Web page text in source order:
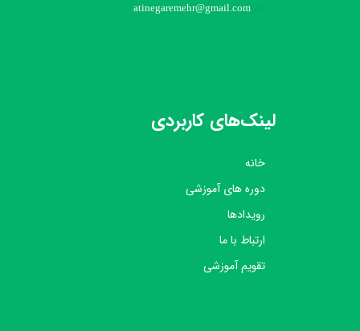
atinegaremehr@gmail.com
لینک‌های کاربردی
خانه
دوره های آموزشی
رویدادها
ارتباط با ما
تقویم آموزشی